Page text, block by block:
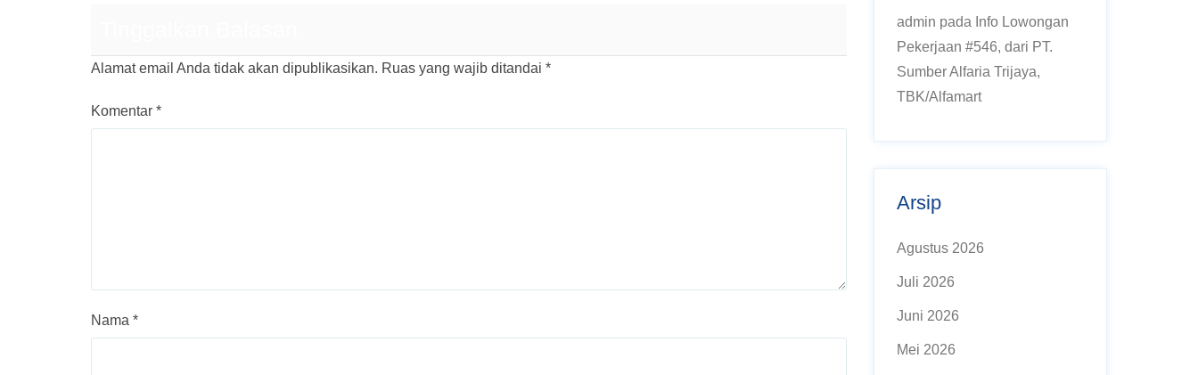
Alamat email Anda tidak akan dipublikasikan. Ruas yang wajib ditandai *
Komentar *
Nama *
admin pada Info Lowongan
Pekerjaan #546, dari PT.
Sumber Alfaria Trijaya,
TBK/Alfamart
Arsip
Agustus 2026
Juli 2026
Juni 2026
Mei 2026